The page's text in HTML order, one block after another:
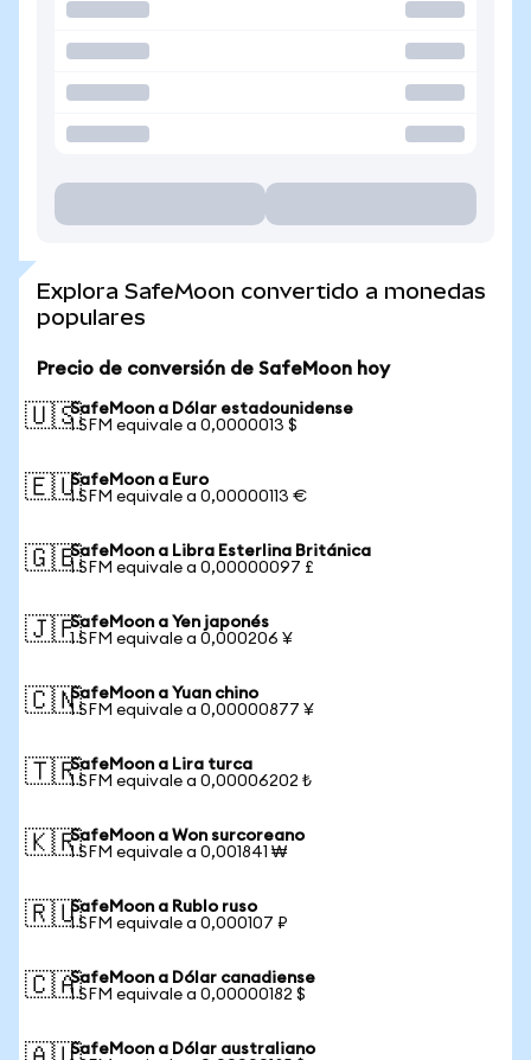
Explora SafeMoon convertido a monedas
populares
Precio de conversión de SafeMoon hoy
🇺🇸SafeMoon a Dólar estadounidense
1 SFM equivale a 0,0000013 $
🇪🇺SafeMoon a Euro
1 SFM equivale a 0,00000113 €
🇬🇧SafeMoon a Libra Esterlina Británica
1 SFM equivale a 0,00000097 £
🇯🇵SafeMoon a Yen japonés
1 SFM equivale a 0,000206 ¥
🇨🇳SafeMoon a Yuan chino
1 SFM equivale a 0,00000877 ¥
🇹🇷SafeMoon a Lira turca
1 SFM equivale a 0,00006202 ₺
🇰🇷SafeMoon a Won surcoreano
1 SFM equivale a 0,001841 ₩
🇷🇺SafeMoon a Rublo ruso
1 SFM equivale a 0,000107 ₽
🇨🇦SafeMoon a Dólar canadiense
1 SFM equivale a 0,00000182 $
SafeMoon a Dólar australiano